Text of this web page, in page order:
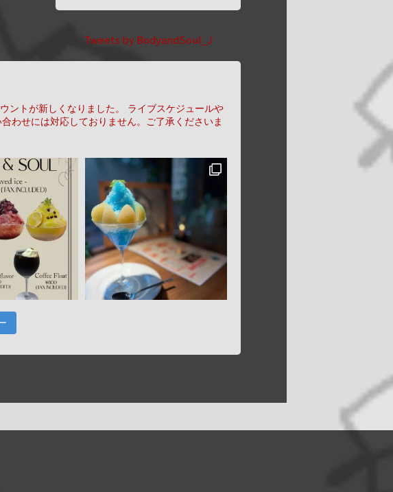
Tweets by BodyandSoul_J
ントが新しくなりました。
ライブスケジュールや
わせには対応しておりません。ご了承くださいま